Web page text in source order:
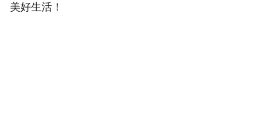
美好生活！